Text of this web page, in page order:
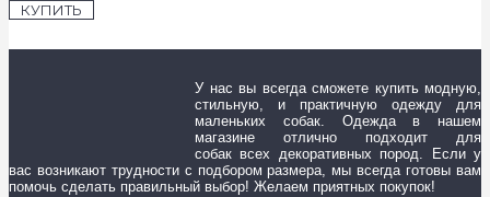
КУПИТЬ
У нас вы всегда сможете купить модную,
стильную, и практичную одежду для
маленьких собак. Одежда в нашем
магазине отлично подходит для
собак всех декоративных пород. Если у
вас возникают трудности с подбором размера, мы всегда готовы вам
помочь сделать правильный выбор! Желаем приятных покупок!